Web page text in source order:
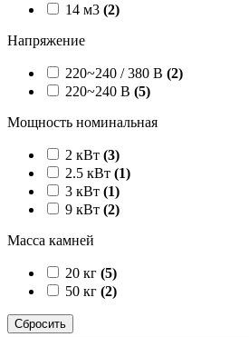
14 м3 (2)
Напряжение
220~240 / 380 В (2)
220~240 В (5)
Мощность номинальная
2 кВт (3)
2.5 кВт (1)
3 кВт (1)
9 кВт (2)
Масса камней
20 кг (5)
50 кг (2)
Сбросить